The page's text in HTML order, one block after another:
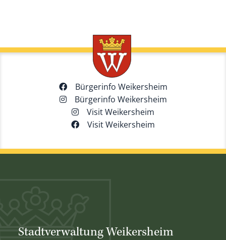
Bürgerinfo Weikersheim
Bürgerinfo Weikersheim
Visit Weikersheim
Visit Weikersheim
Stadtverwaltung Weikersheim